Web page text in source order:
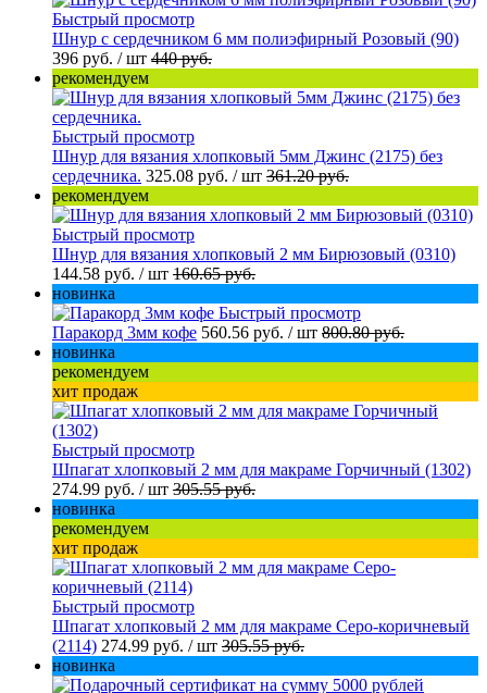
Быстрый просмотр
Шнур с сердечником 6 мм полиэфирный Розовый (90)
396 руб. / шт 440 руб.
рекомендуем
Быстрый просмотр
Шнур для вязания хлопковый 5мм Джинс (2175) без
сердечника. 325.08 руб. / шт 361.20 руб.
рекомендуем
Быстрый просмотр
Шнур для вязания хлопковый 2 мм Бирюзовый (0310)
144.58 руб. / шт 160.65 руб.
новинка
Быстрый просмотр
Паракорд 3мм кофе 560.56 руб. / шт 800.80 руб.
новинка
рекомендуем
хит продаж
Быстрый просмотр
Шпагат хлопковый 2 мм для макраме Горчичный (1302)
274.99 руб. / шт 305.55 руб.
новинка
рекомендуем
хит продаж
Быстрый просмотр
Шпагат хлопковый 2 мм для макраме Серо-коричневый
(2114) 274.99 руб. / шт 305.55 руб.
новинка